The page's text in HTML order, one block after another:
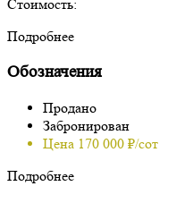
Стоимость:
Подробнее
Обозначения
Продано
Забронирован
Цена 170 000 ₽/сот
Подробнее